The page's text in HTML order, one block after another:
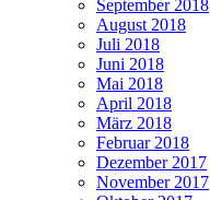
September 2018
August 2018
Juli 2018
Juni 2018
Mai 2018
April 2018
März 2018
Februar 2018
Dezember 2017
November 2017